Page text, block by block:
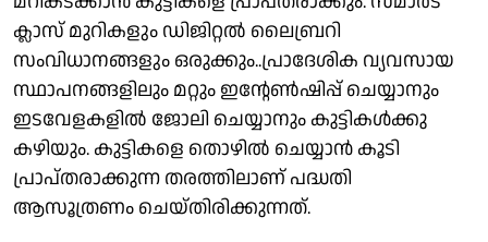
ക്ലാസ് മുറികളും ഡിജിറ്റല്‍ ലൈബ്രറി
സംവിധാനങ്ങളും ഒരുക്കും..പ്രാദേശിക വ്യവസായ
സ്ഥാപനങ്ങളിലും മറ്റും ഇന്റേണ്‍ഷിപ്പ് ചെയ്യാനും
ഇടവേളകളില്‍ ജോലി ചെയ്യാനും കുട്ടികള്‍ക്കു
കഴിയും. കുട്ടികളെ തൊഴില്‍ ചെയ്യാന്‍ കൂടി
പ്രാപ്തരാക്കുന്ന തരത്തിലാണ് പദ്ധതി
ആസൂത്രണം ചെയ്തിരിക്കുന്നത്.